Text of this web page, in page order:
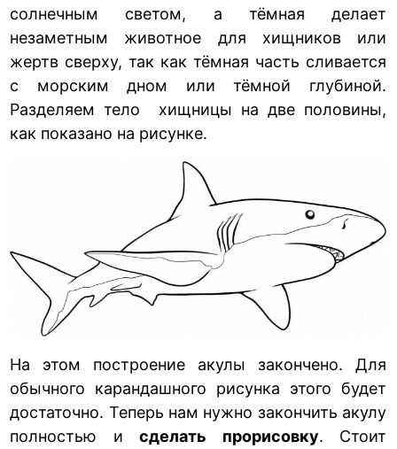
солнечным светом, а тёмная делает
незаметным животное для хищников или
жертв сверху, так как тёмная часть сливается
с морским дном или тёмной глубиной.
Разделяем тело хищницы на две половины,
как показано на рисунке.
На этом построение акулы закончено. Для
обычного карандашного рисунка этого будет
достаточно. Теперь нам нужно закончить акулу
полностью исделать прорисовку. Стоит